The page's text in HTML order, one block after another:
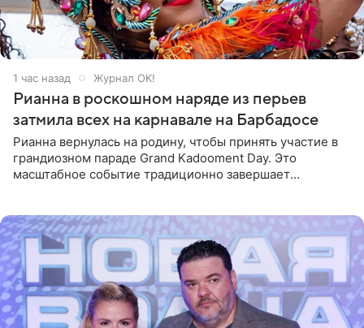
1 час назад Журнал OK!
Рианна в роскошном наряде из перьев
затмила всех на карнавале на Барбадосе
Рианна вернулась на родину, чтобы принять участие в
грандиозном параде Grand Kadooment Day. Это
масштабное событие традиционно завершает